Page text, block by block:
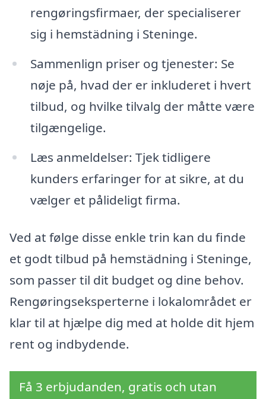
rengøringsfirmaer, der specialiserer
sig i hemstädning i Steninge.
Sammenlign priser og tjenester: Se
nøje på, hvad der er inkluderet i hvert
tilbud, og hvilke tilvalg der måtte være
tilgængelige.
Læs anmeldelser: Tjek tidligere
kunders erfaringer for at sikre, at du
vælger et pålideligt firma.
Ved at følge disse enkle trin kan du finde
et godt tilbud på hemstädning i Steninge,
som passer til dit budget og dine behov.
Rengøringseksperterne i lokalområdet er
klar til at hjælpe dig med at holde dit hjem
rent og indbydende.
Få 3 erbjudanden, gratis och utan